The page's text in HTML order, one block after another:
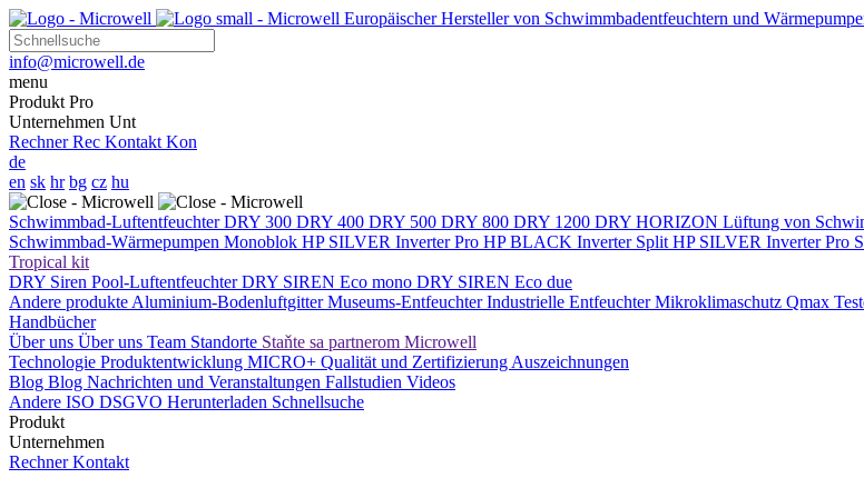
Europäischer Hersteller von Schwimmbadentfeuchtern und
info@microwell.de
menu
Produkt Pro
Unternehmen Unt
Rechner Rec Kontakt Kon
de
en sk hr bg cz hu
Schwimmbad-LuftentfeuchterDRY 300 DRY 400 DRY 500 DRY 800 DRY 1200 DRY HORIZON Lüftung von
Schwimmbad-Wärmepumpen Monoblok HP SILVER Inverter Pro HP BLACK Inverter Split HP SILVER Inverter Pro
Tropical kit
DRY Siren Pool-LuftentfeuchterDRY SIREN Eco mono DRY SIREN Eco due
Andere produkte Aluminium-BodenluftgitterMuseums-EntfeuchterIndustrielle EntfeuchterMikroklimaschutz Qmax
Handbücher
Über uns Über uns Team Standorte Staňte sa partnerom Microwell
Technologie Produktentwicklung MICRO+ Qualität und Zertifizierung Auszeichnungen
Blog Blog Nachrichten und Veranstaltungen Fallstudien Videos
Andere ISO DSGVO Herunterladen Schnellsuche
Produkt
Unternehmen
Rechner Kontakt